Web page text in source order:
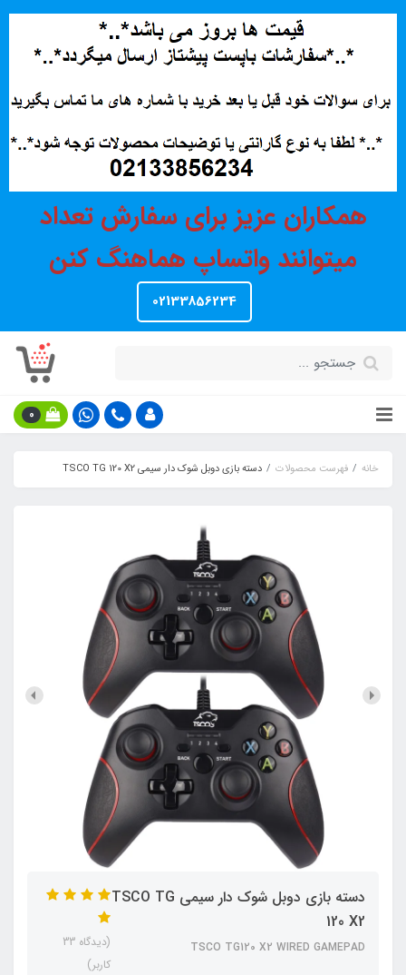
همکاران عزیز برای سفارش تعداد
میتوانند واتساپ هماهنگ کنن
02133856234
0
خانه فهرست محصولات دسته بازی دوبل شوک دار سیمی TSCO TG 120 X2
دسته بازی دوبل شوک دار سیمی TSCO TG
120 X2
TSCO TG120 X2 WIRED GAMEPAD
(دیدگاه 33
کاربر)